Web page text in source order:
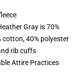
Gray is 70%
cotton, 40% polyester
rib cuffs
Attire Practices